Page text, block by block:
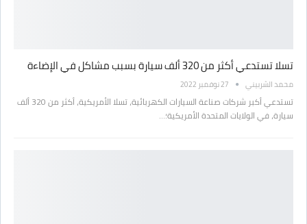
تسلا تستدعي أكثر من 320 ألف سيارة بسبب مشاكل في الإضاءة
محمد الشربيني 27 نوفمبر 2022
تستدعي أكبر شركات صناعة السيارات الكهربائية، تسلا الأمريكية، أكثر من 320 ألف
سيارة، في الولايات المتحدة الأمريكية؛…